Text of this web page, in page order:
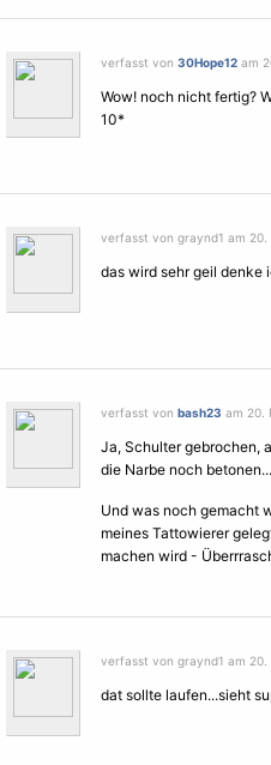
verfasst von 30Hope12 am
Wow! noch nicht fertig?
10*
verfasst von graynd1 am
das wird sehr geil denke
verfasst von bash23 am 20.
Ja, Schulter gebrochen,
die Narbe noch betonen...
Und was noch gemacht
meines Tattowierer
machen wird -
verfasst von graynd1 am
dat sollte laufen...sieht